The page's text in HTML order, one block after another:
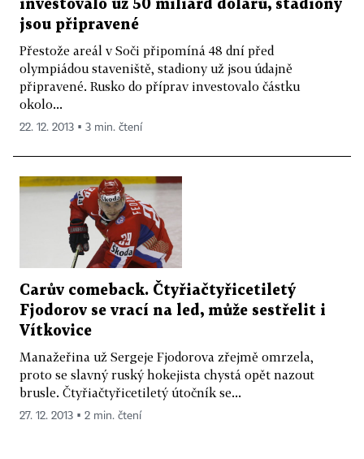
investovalo už 50 miliard dolarů, stadiony
jsou připravené
Přestože areál v Soči připomíná 48 dní před
olympiádou staveniště, stadiony už jsou údajně
připravené. Rusko do příprav investovalo částku
okolo...
22. 12. 2013 ▪ 3 min. čtení
Carův comeback. Čtyřiačtyřicetiletý
Fjodorov se vrací na led, může sestřelit i
Vítkovice
Manažeřina už Sergeje Fjodorova zřejmě omrzela,
proto se slavný ruský hokejista chystá opět nazout
brusle. Čtyřiačtyřicetiletý útočník se...
27. 12. 2013 ▪ 2 min. čtení